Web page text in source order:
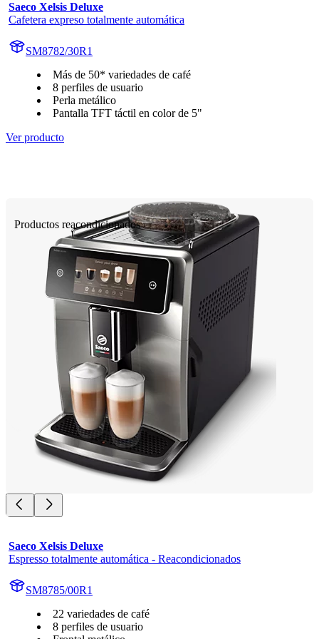
Saeco Xelsis Deluxe
Cafetera expreso totalmente automática
SM8782/30R1
Más de 50* variedades de café
8 perfiles de usuario
Perla metálico
Pantalla TFT táctil en color de 5"
Ver producto
Productos reacondicionados
Saeco Xelsis Deluxe
Espresso totalmente automática - Reacondicionados
SM8785/00R1
22 variedades de café
8 perfiles de usuario